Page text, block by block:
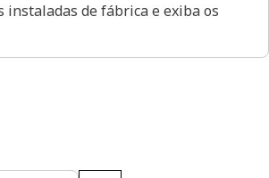
instaladas de fábrica e exiba os